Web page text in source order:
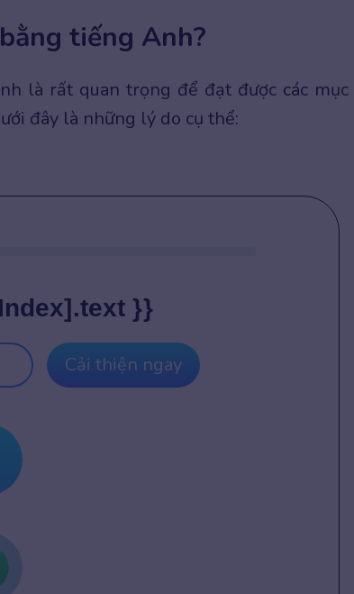
tiếng Anh?
là rất quan trọng để đạt được các mục
đây là những lý do cụ thể:
}}
Cải thiện ngay